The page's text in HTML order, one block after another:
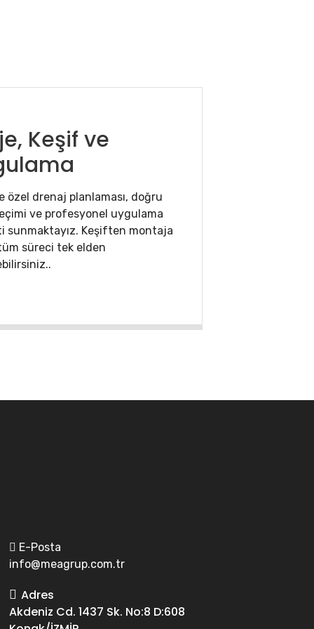
Keşif ve
özel drenaj planlaması, doğru
ve profesyonel uygulama
sunmaktayız. Keşiften montaja
süreci tek elden
E-Posta
info@meagrup.com.tr
Adres
Akdeniz Cd. 1437 Sk. No:8 D:608